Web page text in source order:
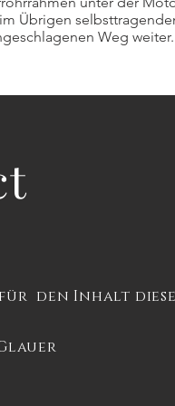
Übrigen
Weg weiter.
den Inhalt